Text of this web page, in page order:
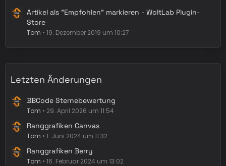
Artikel als "Empfohlen" markieren - WoltLab Plugin-
Store
Tom 19. Dezember 2019 um 10:27
Letzten Änderungen
BBCode Sternebewertung
Tom 29. April 2026 um 11:54
Ranggrafiken Canvas
Tom 1. Juni 2024 um 11:32
Ranggrafiken Berry
Tom 16. Februar 2024 um 13:02